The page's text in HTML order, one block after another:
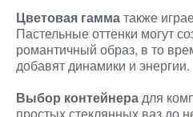
Цветовая гамматакже
Пастельные оттенки могут
романтичный образ, в то
добавят динамики и энергии.
Выбор контейнерадля